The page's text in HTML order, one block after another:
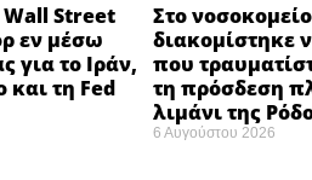
Street
εν μέσω
για το Ιράν,
και τη Fed
Στο νοσοκομείο
διακομίστηκε
που
τη πρόσδεση
λιμάνι της
6 Αυγούστου 2026